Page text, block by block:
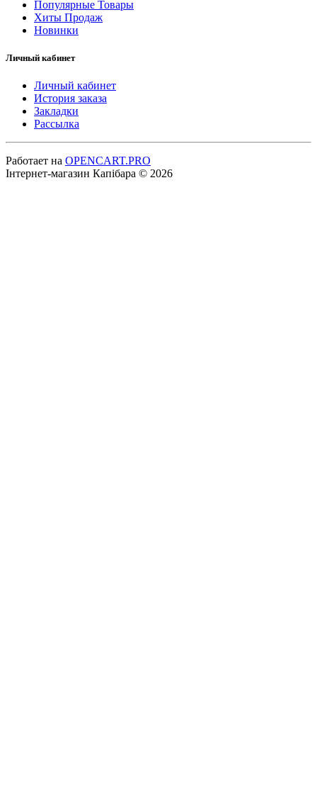
Популярные Товары
Хиты Продаж
Новинки
Личный кабинет
Личный кабинет
История заказа
Закладки
Рассылка
Работает на OPENCART.PRO
Інтернет-магазин Капібара © 2026